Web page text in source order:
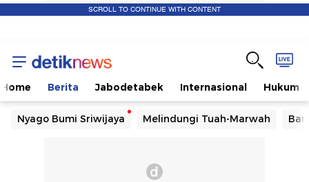
SCROLL TO CONTINUE WITH CONTENT
Home Berita Jabodetabek Internasional Hukum
Nyago Bumi Sriwijaya Melindungi Tuah-Marwah